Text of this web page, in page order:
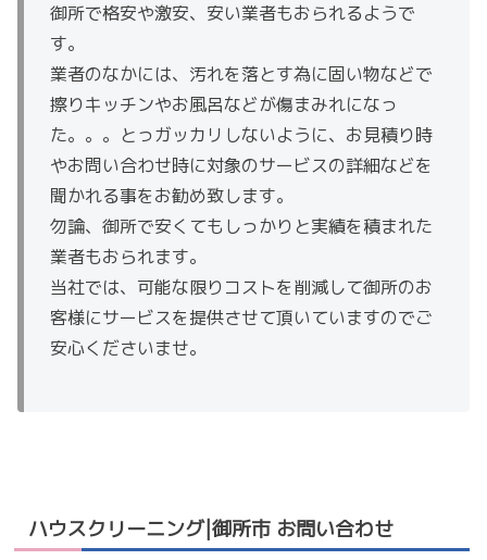
御所で格安や激安、安い業者もおられるようで
す。
業者のなかには、汚れを落とす為に固い物などで
擦りキッチンやお風呂などが傷まみれになっ
た。。。とっガッカリしないように、お見積り時
やお問い合わせ時に対象のサービスの詳細などを
聞かれる事をお勧め致します。
勿論、御所で安くてもしっかりと実績を積まれた
業者もおられます。
当社では、可能な限りコストを削減して御所のお
客様にサービスを提供させて頂いていますのでご
安心くださいませ。
ハウスクリーニング|御所市 お問い合わせ